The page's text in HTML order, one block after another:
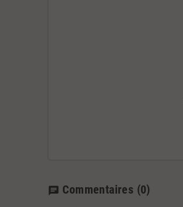
chat Commentaires (0)